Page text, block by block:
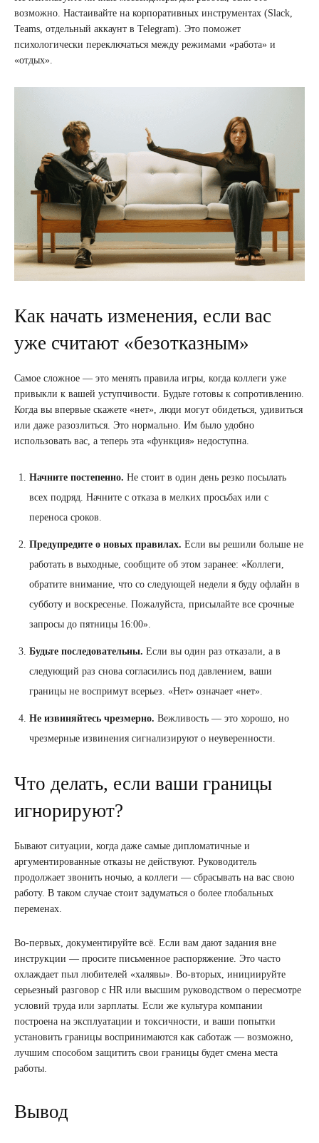
возможно. Настаивайте на корпоративных инструментах (Slack,
Teams, отдельный аккаунт в Telegram). Это поможет
психологически переключаться между режимами «работа» и
«отдых».
Как начать изменения, если вас
уже считают «безотказным»
Самое сложное — это менять правила игры, когда коллеги уже
привыкли к вашей уступчивости. Будьте готовы к сопротивлению.
Когда вы впервые скажете «нет», люди могут обидеться, удивиться
или даже разозлиться. Это нормально. Им было удобно
использовать вас, а теперь эта «функция» недоступна.
Начните постепенно. Не стоит в один день резко посылать
всех подряд. Начните с отказа в мелких просьбах или с
переноса сроков.
Предупредите о новых правилах. Если вы решили больше не
работать в выходные, сообщите об этом заранее: «Коллеги,
обратите внимание, что со следующей недели я буду офлайн в
субботу и воскресенье. Пожалуйста, присылайте все срочные
запросы до пятницы 16:00».
Будьте последовательны. Если вы один раз отказали, а в
следующий раз снова согласились под давлением, ваши
границы не воспримут всерьез. «Нет» означает «нет».
Не извиняйтесь чрезмерно. Вежливость — это хорошо, но
чрезмерные извинения сигнализируют о неуверенности.
Что делать, если ваши границы
игнорируют?
Бывают ситуации, когда даже самые дипломатичные и
аргументированные отказы не действуют. Руководитель
продолжает звонить ночью, а коллеги — сбрасывать на вас свою
работу. В таком случае стоит задуматься о более глобальных
переменах.
Во-первых, документируйте всё. Если вам дают задания вне
инструкции — просите письменное распоряжение. Это часто
охлаждает пыл любителей «халявы». Во-вторых, инициируйте
серьезный разговор с HR или высшим руководством о пересмотре
условий труда или зарплаты. Если же культура компании
построена на эксплуатации и токсичности, и ваши попытки
установить границы воспринимаются как саботаж — возможно,
лучшим способом защитить свои границы будет смена места
работы.
Вывод